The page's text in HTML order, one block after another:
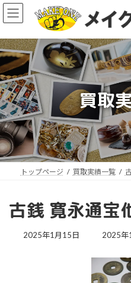
コ
ン
ン
ツ
へ
ス
キ
ッ
プ
ナ
ビ
ー
シ
ョ
ン
に
移
動
買取
トップページ 買取実績一覧
古銭 寛永通宝
2025年1月15日
最
新
日
2025年